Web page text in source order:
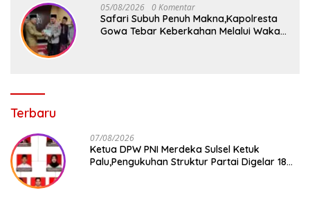
05/08/2026 0 Komentar
Safari Subuh Penuh Makna,Kapolresta
Gowa Tebar Keberkahan Melalui Wakaf
Terbaru
07/08/2026
Ketua DPW PNI Merdeka Sulsel Ketuk
Palu,Pengukuhan Struktur Partai Digelar 18